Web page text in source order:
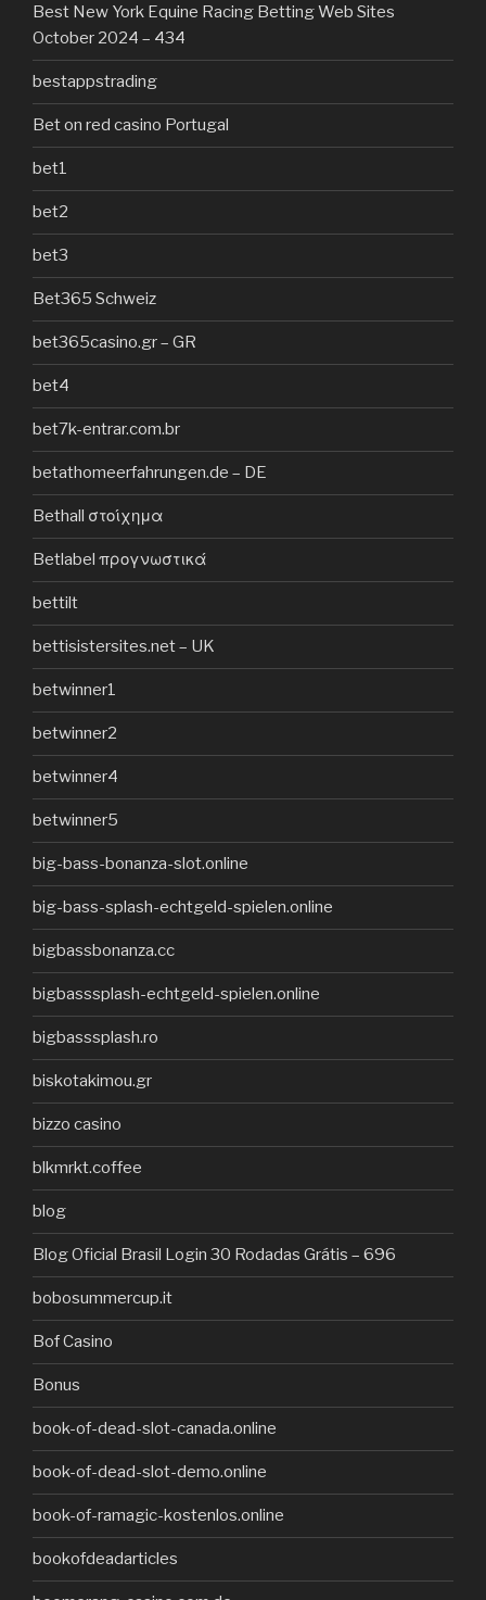
Best New York Equine Racing Betting Web Sites
October 2024 – 434
bestappstrading
Bet on red casino Portugal
bet1
bet2
bet3
Bet365 Schweiz
bet365casino.gr – GR
bet4
bet7k-entrar.com.br
betathomeerfahrungen.de – DE
Bethall στοίχημα
Betlabel προγνωστικά
bettilt
bettisistersites.net – UK
betwinner1
betwinner2
betwinner4
betwinner5
big-bass-bonanza-slot.online
big-bass-splash-echtgeld-spielen.online
bigbassbonanza.cc
bigbasssplash-echtgeld-spielen.online
bigbasssplash.ro
biskotakimou.gr
bizzo casino
blkmrkt.coffee
blog
Blog Oficial Brasil Login 30 Rodadas Grátis – 696
bobosummercup.it
Bof Casino
Bonus
book-of-dead-slot-canada.online
book-of-dead-slot-demo.online
book-of-ramagic-kostenlos.online
bookofdeadarticles